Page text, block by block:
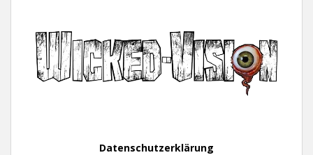
Datenschutzerklärung